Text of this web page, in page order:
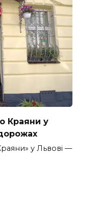
Краяни у
у Львові —